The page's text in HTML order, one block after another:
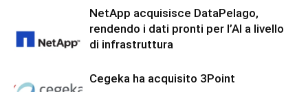
NetApp acquisisce DataPelago,
rendendo i dati pronti per l’AI a livello
di infrastruttura
Cegeka ha acquisito 3Point